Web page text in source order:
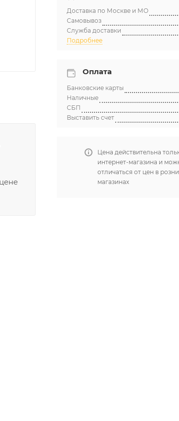
Доставка по Москве и МО
Самовывоз
Служба доставки
Подробнее
Оплата
Банковские карты
Наличные
СБП
Выставить счет
Цена действительна
интернет-магазина и
отличаться от цен в
магазинах